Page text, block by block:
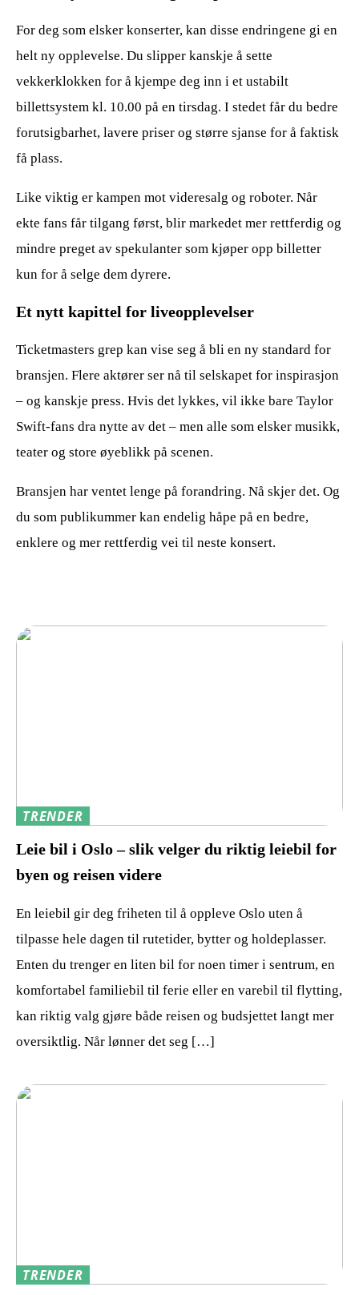
For deg som elsker konserter, kan disse endringene gi en
helt ny opplevelse. Du slipper kanskje å sette
vekkerklokken for å kjempe deg inn i et ustabilt
billettsystem kl. 10.00 på en tirsdag. I stedet får du bedre
forutsigbarhet, lavere priser og større sjanse for å faktisk
få plass.
Like viktig er kampen mot videresalg og roboter. Når
ekte fans får tilgang først, blir markedet mer rettferdig og
mindre preget av spekulanter som kjøper opp billetter
kun for å selge dem dyrere.
Et nytt kapittel for liveopplevelser
Ticketmasters grep kan vise seg å bli en ny standard for
bransjen. Flere aktører ser nå til selskapet for inspirasjon
– og kanskje press. Hvis det lykkes, vil ikke bare Taylor
Swift-fans dra nytte av det – men alle som elsker musikk,
teater og store øyeblikk på scenen.
Bransjen har ventet lenge på forandring. Nå skjer det. Og
du som publikummer kan endelig håpe på en bedre,
enklere og mer rettferdig vei til neste konsert.
TRENDER
Leie bil i Oslo – slik velger du riktig leiebil for
byen og reisen videre
En leiebil gir deg friheten til å oppleve Oslo uten å
tilpasse hele dagen til rutetider, bytter og holdeplasser.
Enten du trenger en liten bil for noen timer i sentrum, en
komfortabel familiebil til ferie eller en varebil til flytting,
kan riktig valg gjøre både reisen og budsjettet langt mer
oversiktlig. Når lønner det seg […]
TRENDER